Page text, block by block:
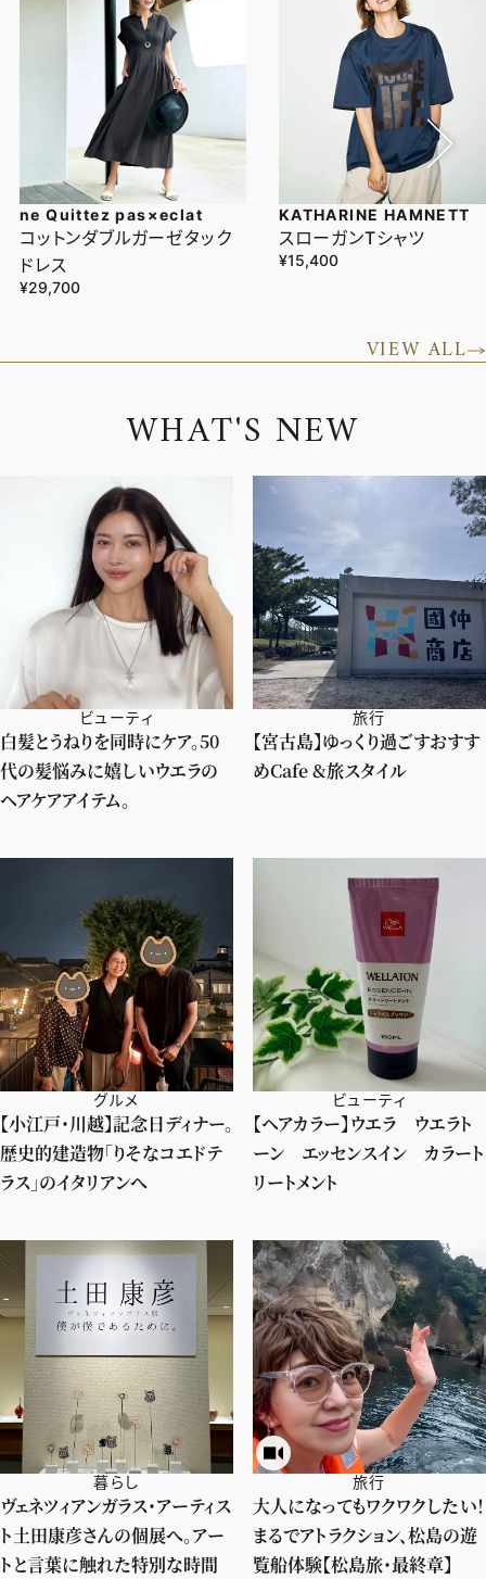
ne Quittez pas×eclat
コットンダブルガーゼタック
ドレス
¥29,700
KATHARINE HAMNETT
スローガンTシャツ
¥15,400
VIEW ALL
WHAT'S NEW
ビューティ
白髪とうねりを同時にケア。50
代の髪悩みに嬉しいウエラの
ヘアケアアイテム。
旅行
【宮古島】ゆっくり過ごすおすす
めCafe &旅スタイル
グルメ
【小江戸・川越】記念日ディナー。
歴史的建造物「りそなコエドテ
ラス」のイタリアンへ
ビューティ
【ヘアカラー】ウエラ ウエラト
ーン エッセンスイン カラート
リートメント
暮らし
ヴェネツィアンガラス・アーティス
ト土田康彦さんの個展へ。アー
トと言葉に触れた特別な時間
旅行
大人になってもワクワクしたい！
まるでアトラクション、松島の遊
覧船体験【松島旅・最終章】